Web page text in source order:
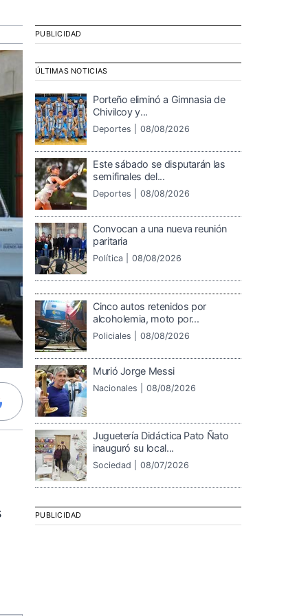
PUBLICIDAD
ÚLTIMAS NOTICIAS
Porteño eliminó a Gimnasia de
Chivilcoy y...
Deportes | 08/08/2026
Este sábado se disputarán las
semifinales del...
Deportes | 08/08/2026
Convocan a una nueva reunión
paritaria
Política | 08/08/2026
Cinco autos retenidos por
alcoholemia, moto por...
Policiales | 08/08/2026
Murió Jorge Messi
Nacionales | 08/08/2026
Juguetería Didáctica Pato Ñato
inauguró su local...
Sociedad | 08/07/2026
PUBLICIDAD